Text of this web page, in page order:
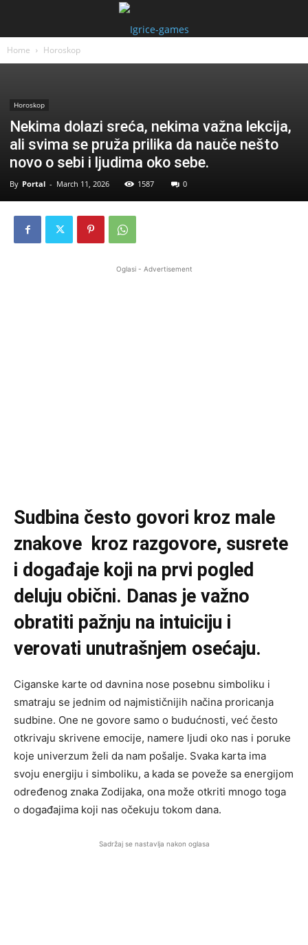
Home Horoskop
Horoskop
Nekima dolazi sreća, nekima važna lekcija,
ali svima se pruža prilika da nauče nešto
novo o sebi i ljudima oko sebe.
By Portal - March 11, 2026 1587 0
Oglasi - Advertisement
Sudbina često govori kroz male
znakove kroz razgovore, susrete
i događaje koji na prvi pogled
deluju obični. Danas je važno
obratiti pažnju na intuiciju i
verovati unutrašnjem osećaju.
Ciganske karte od davnina nose posebnu simboliku i
smatraju se jednim od najmističnijih načina proricanja
sudbine. One ne govore samo o budućnosti, već često
otkrivaju skrivene emocije, namere ljudi oko nas i poruke
koje univerzum želi da nam pošalje. Svaka karta ima
svoju energiju i simboliku, a kada se poveže sa energijom
određenog znaka Zodijaka, ona može otkriti mnogo toga
o događajima koji nas očekuju tokom dana.
Sadržaj se nastavlja nakon oglasa